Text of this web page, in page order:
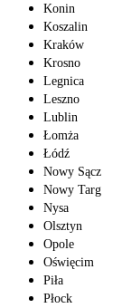
Konin
Koszalin
Kraków
Krosno
Legnica
Leszno
Lublin
Łomża
Łódź
Nowy Sącz
Nowy Targ
Nysa
Olsztyn
Opole
Oświęcim
Piła
Płock